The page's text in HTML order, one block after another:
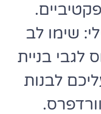
שימו לב
לגבי בניית
לבנות